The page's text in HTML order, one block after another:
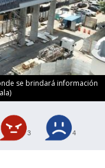
se brindará información
3 4